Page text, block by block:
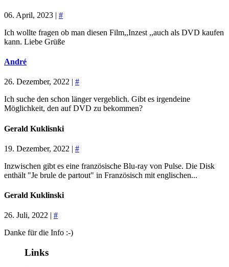
06. April, 2023 | #
Ich wollte fragen ob man diesen Film,,Inzest ,,auch als DVD kaufen
kann. Liebe Grüße
André
26. Dezember, 2022 | #
Ich suche den schon länger vergeblich. Gibt es irgendeine
Möglichkeit, den auf DVD zu bekommen?
Gerald Kuklisnki
19. Dezember, 2022 | #
Inzwischen gibt es eine französische Blu-ray von Pulse. Die Disk
enthält "Je brule de partout" in Französisch mit englischen...
Gerald Kuklinski
26. Juli, 2022 | #
Danke für die Info :-)
Links